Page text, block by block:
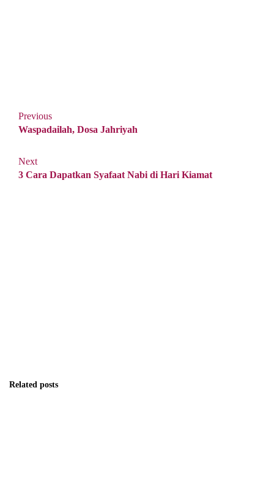
Previous
Waspadailah, Dosa Jahriyah
Next
3 Cara Dapatkan Syafaat Nabi di Hari Kiamat
Related posts